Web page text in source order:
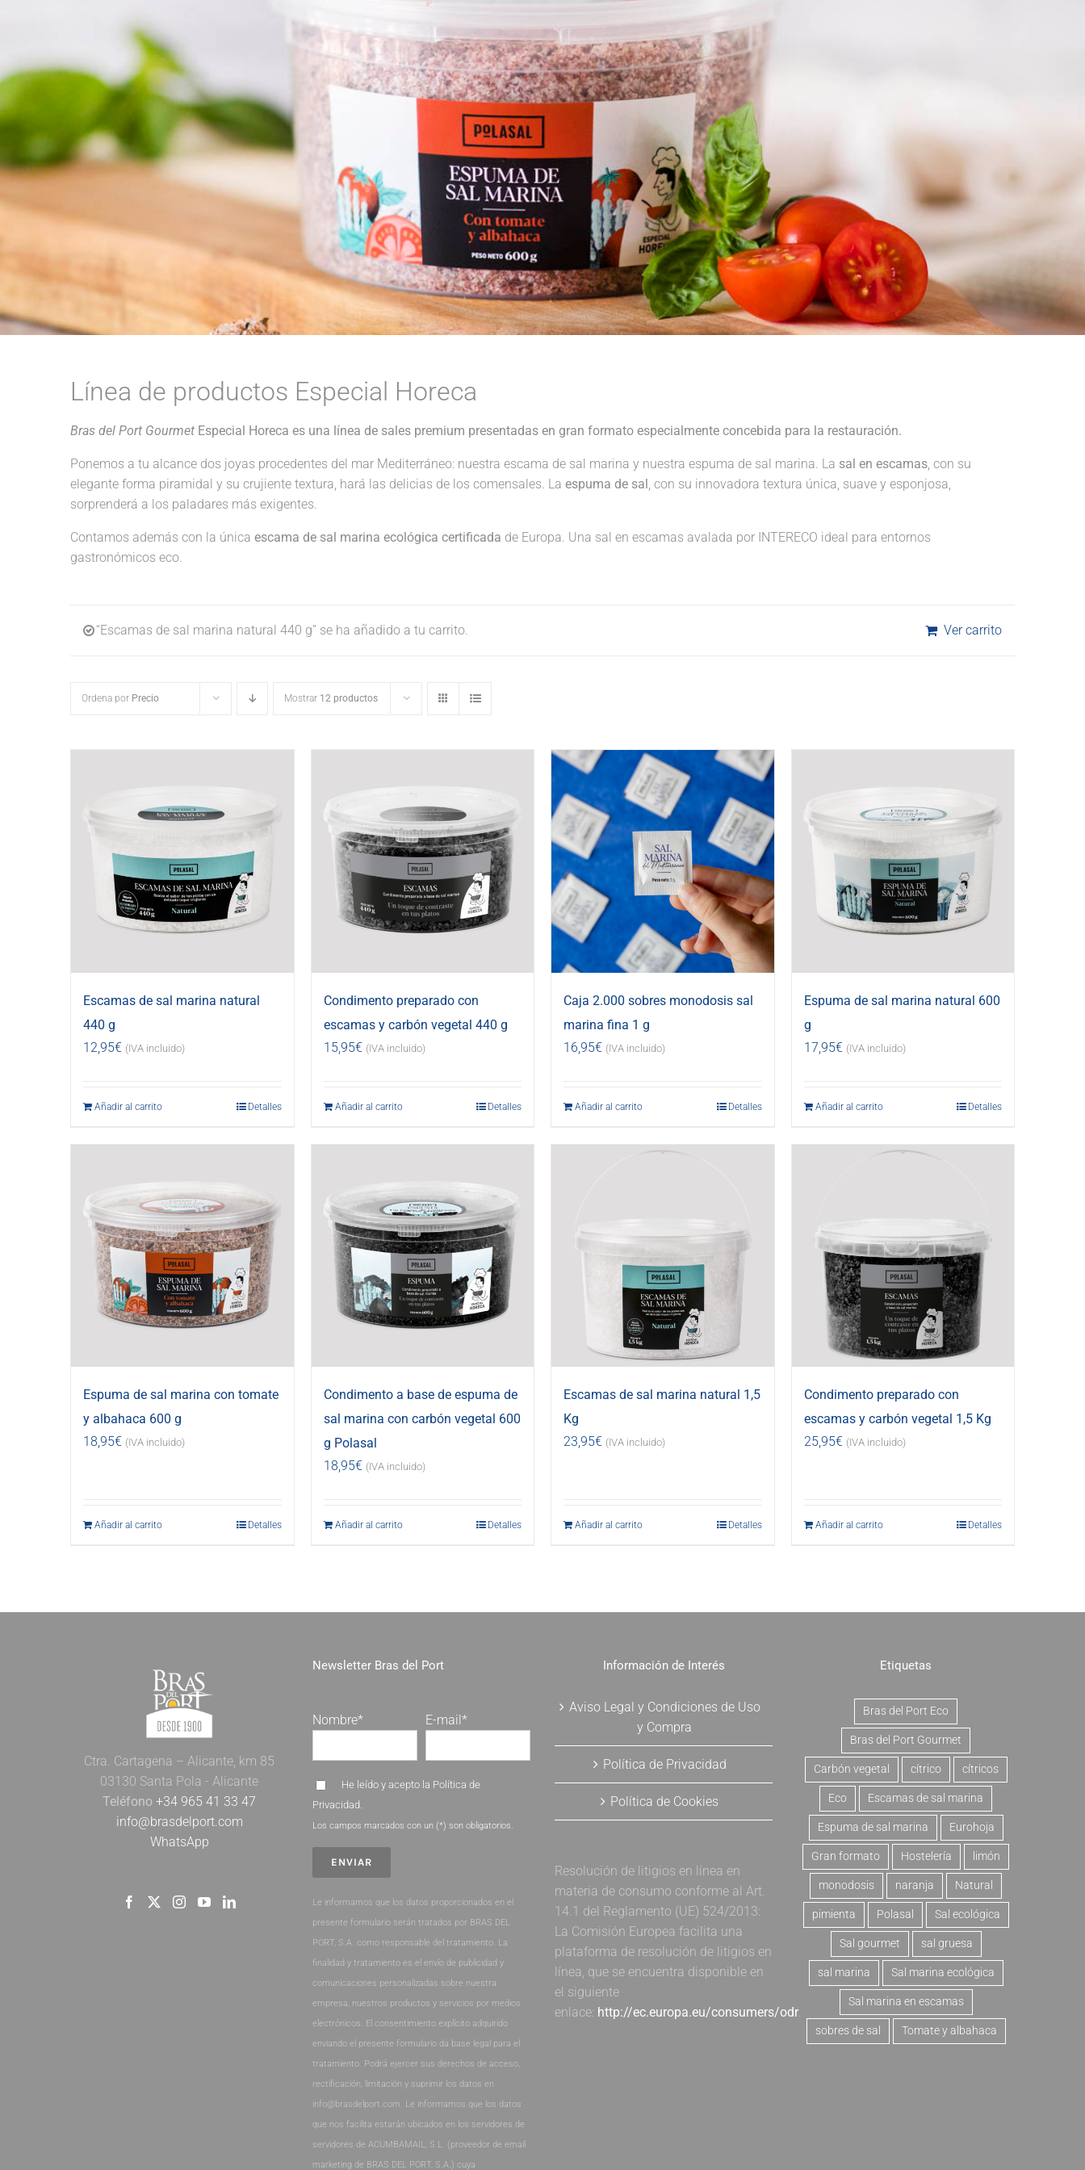
Línea de productos Especial Horeca
Bras del Port Gourmet Especial Horeca es una línea de sales premium presentadas en gran formato especialmente concebida para la restauración.
Ponemos a tu alcance dos joyas procedentes del mar Mediterráneo: nuestra escama de sal marina y nuestra espuma de sal marina. La sal en escamas, con su
elegante forma piramidal y su crujiente textura, hará las delicias de los comensales. La espuma de sal, con su innovadora textura única, suave y esponjosa,
sorprenderá a los paladares más exigentes.
Contamos además con la única escama de sal marina ecológica certificada de Europa. Una sal en escamas avalada por INTERECO ideal para entornos
gastronómicos eco.
“Escamas de sal marina natural 440 g” se ha añadido a tu carrito. Ver carrito
Ordena por Precio Mostrar 12 productos
Escamas de sal marina natural
440 g
12,95€ (IVA incluido)
Añadir al carrito Detalles
Condimento preparado con
escamas y carbón vegetal 440 g
15,95€ (IVA incluido)
Añadir al carrito Detalles
Caja 2.000 sobres monodosis sal
marina fina 1 g
16,95€ (IVA incluido)
Añadir al carrito Detalles
Espuma de sal marina natural 600
g
17,95€ (IVA incluido)
Añadir al carrito Detalles
Espuma de sal marina con tomate
y albahaca 600 g
18,95€ (IVA incluido)
Añadir al carrito Detalles
Condimento a base de espuma de
sal marina con carbón vegetal 600
g Polasal
18,95€ (IVA incluido)
Añadir al carrito Detalles
Escamas de sal marina natural 1,5
Kg
23,95€ (IVA incluido)
Añadir al carrito Detalles
Condimento preparado con
escamas y carbón vegetal 1,5 Kg
25,95€ (IVA incluido)
Añadir al carrito Detalles
Ctra. Cartagena – Alicante, km 85
03130 Santa Pola - Alicante
Teléfono +34 965 41 33 47
info@brasdelport.com
WhatsApp
Newsletter Bras del Port
Nombre* E-mail*
He leído y acepto la Política de
Privacidad.
Los campos marcados con un (*) son obligatorios.
Le informamos que los datos proporcionados en el
presente formulario serán tratados por BRAS DEL
PORT, S.A. como responsable del tratamiento. La
finalidad y tratamiento es el envío de publicidad y
comunicaciones personalizadas sobre nuestra
empresa, nuestros productos y servicios por medios
electrónicos. El consentimiento explícito adquirido
enviando el presente formulario da base legal para el
tratamiento. Podrá ejercer sus derechos de acceso,
rectificación, limitación y suprimir los datos en
info@brasdelport.com. Le informamos que los datos
que nos facilita estarán ubicados en los servidores de
servidores de ACUMBAMAIL, S.L. (proveedor de email
marketing de BRAS DEL PORT, S.A.) cuya
Información de Interés
Aviso Legal y Condiciones de Uso
y Compra
Política de Privacidad
Política de Cookies
Resolución de litigios en línea en
materia de consumo conforme al Art.
14.1 del Reglamento (UE) 524/2013:
La Comisión Europea facilita una
plataforma de resolución de litigios en
línea, que se encuentra disponible en
el siguiente
enlace: http://ec.europa.eu/consumers/odr.
Etiquetas
Bras del Port Eco
Bras del Port Gourmet
Carbón vegetal cítrico cítricos
Eco Escamas de sal marina
Espuma de sal marina Eurohoja
Gran formato Hostelería limón
monodosis naranja Natural
pimienta Polasal Sal ecológica
Sal gourmet sal gruesa
sal marina Sal marina ecológica
Sal marina en escamas
sobres de sal Tomate y albahaca